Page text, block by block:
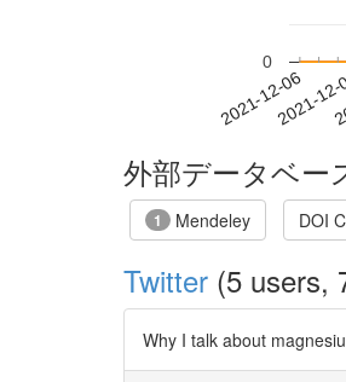
2021-12-06
2021-
0
外部データベー
1 Mendeley DOI
Twitter (5 users,
Why I talk about